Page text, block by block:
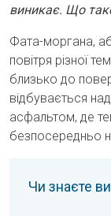
виникає. Що
Фата-моргана,
повітря різної
близько до
відбувається
асфальтом, де
безпосередньо
Чи знаєте